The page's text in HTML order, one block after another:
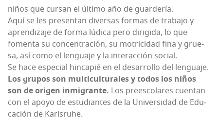
niños que cur­san el últi­mo año de guardería.
Aquí se les pre­sen­tan diver­sas for­mas de tra­ba­jo y
apren­di­za­je de for­ma lúdi­ca pero diri­gi­da, lo que
fomen­ta su con­cen­tra­ción, su motri­ci­dad fina y grue­
sa, así como el len­gua­je y la inter­ac­ción social.
Se hace espe­cial hin­ca­pié en el desa­rro­llo del len­gua­je.
Los gru­pos son mul­ti­cul­tu­ra­les y todos los niños
son de ori­gen inmi­gran­te. Los pre­es­co­la­res cuen­tan
con el apo­yo de estu­dian­tes de la Uni­ver­si­dad de Edu­
ca­ción de Karlsruhe.